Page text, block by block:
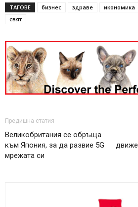
ТАГОВЕ бизнес здраве икономика
свят
Предишна статия
Великобритания се обръща
към Япония, за да развие 5G
мрежата си